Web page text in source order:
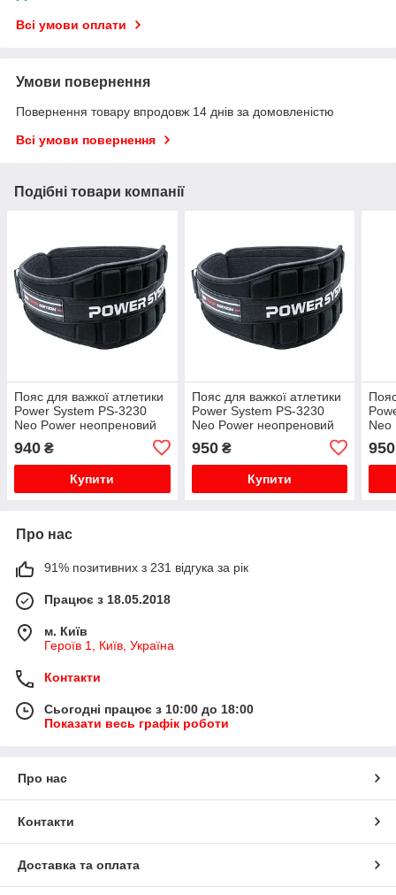
Всі умови оплати
Умови повернення
Повернення товару впродовж 14 днів за домовленістю
Всі умови повернення
Подібні товари компанії
Пояс для важкої атлетики
Power System PS-3230
Neo Power неопреновий
940 ₴
Купити
Пояс для важкої атлетики
Power System PS-3230
Neo Power неопреновий
950₴
Купити
Neo
950
Про нас
91% позитивних з 231 відгука за рік
Працює з 18.05.2018
м. Київ
Героїв 1, Київ, Україна
Контакти
Сьогодні працює з 10:00 до 18:00
Показати весь графік роботи
Про нас
Контакти
Доставка та оплата